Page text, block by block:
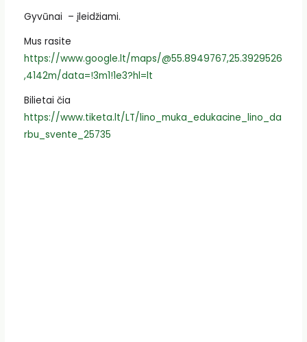
Gyvūnai – įleidžiami.
Mus rasite
https://www.google.lt/maps/@55.8949767,25.3929526
,4142m/data=!3m1!1e3?hl=lt
Bilietai čia
https://www.tiketa.lt/LT/lino_muka_edukacine_lino_da
rbu_svente_25735